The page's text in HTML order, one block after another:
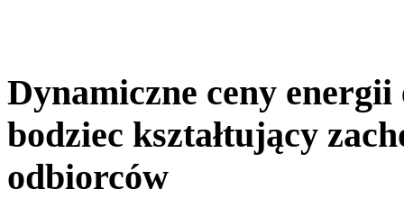
Dynamiczne ceny
bodziec kształtujący
odbiorców